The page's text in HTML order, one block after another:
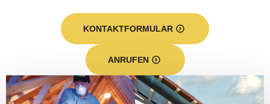
KONTAKTFORMULAR
ANRUFEN